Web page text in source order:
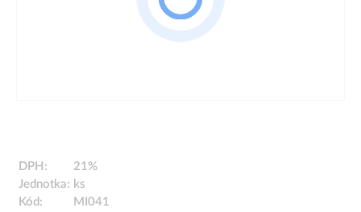
DPH:
21%
Jednotka: ks
Kód:
MI041